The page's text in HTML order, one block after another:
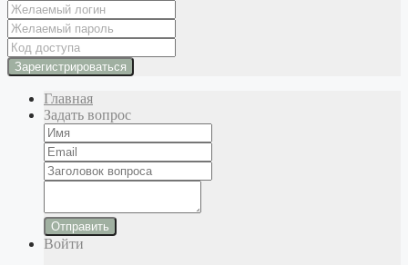
Главная
Задать вопрос
Отправить
Войти